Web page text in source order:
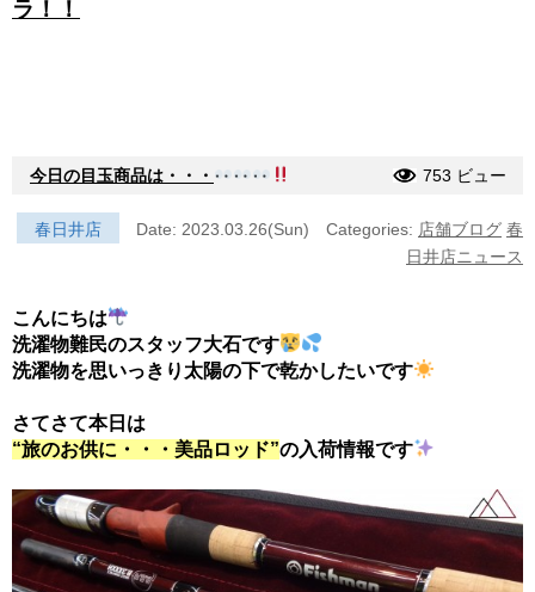
ラ！！
今日の目玉商品は・・・ 753 ビュー
春日井店 Date: 2023.03.26(Sun) Categories: 店舗ブログ 春
日井店ニュース
こんにちは
洗濯物難民のスタッフ大石です
洗濯物を思いっきり太陽の下で乾かしたいです
さてさて本日は
“旅のお供に・・・美品ロッド”の入荷情報です